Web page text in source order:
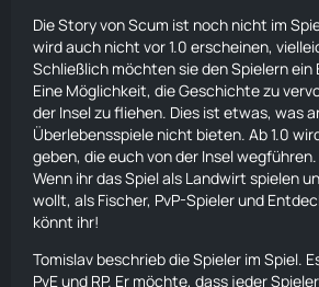
DieStoryvon Scum ist noch nicht im
wird auch nicht vor 1.0 erscheinen,
Schließlich möchten sie den Spielern ein
Eine Möglichkeit, die Geschichte zu
der Insel zu fliehen. Dies ist etwas, was
Überlebensspiele nicht bieten. Ab 1.0
geben, die euch von der Insel
Wenn ihr das Spiel als Landwirt spielen
wollt, als Fischer, PvP-Spieler und
könnt ihr!
Tomislav beschrieb die Spieler im Spiel.
PvE und RP. Er möchte, dass jeder